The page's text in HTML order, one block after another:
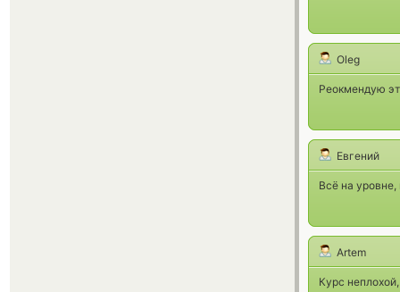
Oleg
Реокмендую
Евгений
Всё на уровне,
Artem
Курс